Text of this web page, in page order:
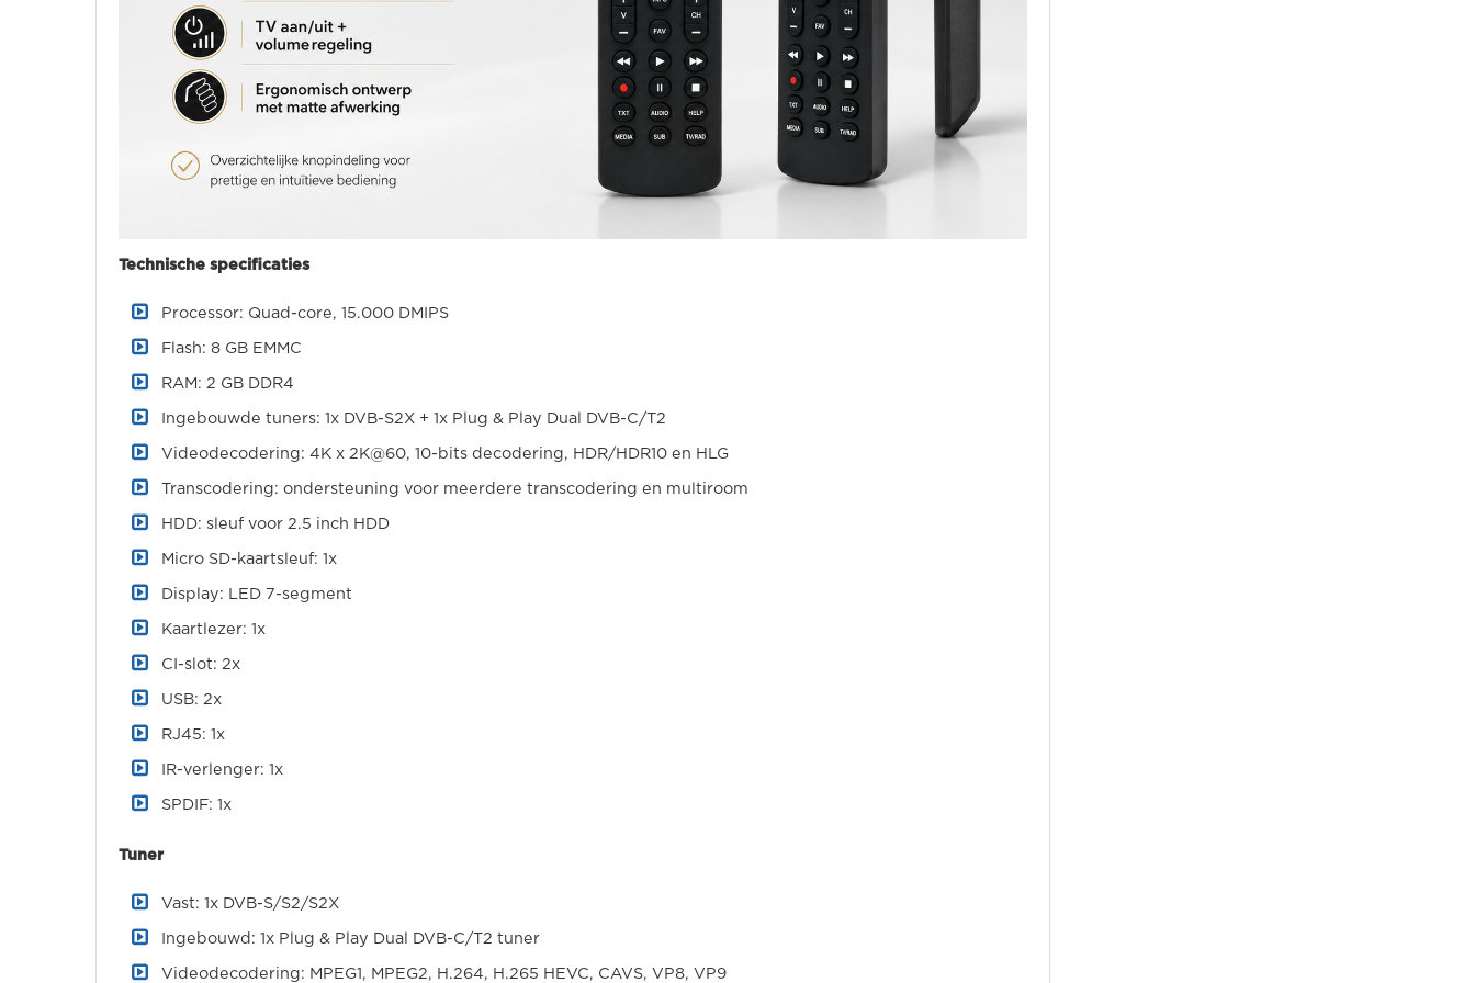
Technische specificaties
Processor: Quad-core, 15.000 DMIPS
Flash: 8 GB EMMC
RAM: 2 GB DDR4
Ingebouwde tuners: 1x DVB-S2X + 1x Plug & Play Dual DVB-C/T2
Videodecodering: 4K x 2K@60, 10-bits decodering, HDR/HDR10 en HLG
Transcodering: ondersteuning voor meerdere transcodering en multiroom
HDD: sleuf voor 2.5 inch HDD
Micro SD-kaartsleuf: 1x
Display: LED 7-segment
Kaartlezer: 1x
CI-slot: 2x
USB: 2x
RJ45: 1x
IR-verlenger: 1x
SPDIF: 1x
Tuner
Vast: 1x DVB-S/S2/S2X
Ingebouwd: 1x Plug & Play Dual DVB-C/T2 tuner
Videodecodering: MPEG1, MPEG2, H.264, H.265 HEVC, CAVS, VP8, VP9